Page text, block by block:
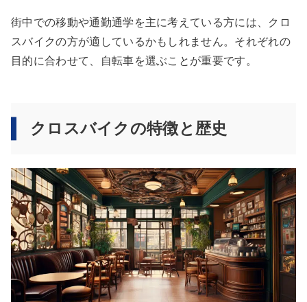
街中での移動や通勤通学を主に考えている方には、クロ
スバイクの方が適しているかもしれません。それぞれの
目的に合わせて、自転車を選ぶことが重要です。
クロスバイクの特徴と歴史